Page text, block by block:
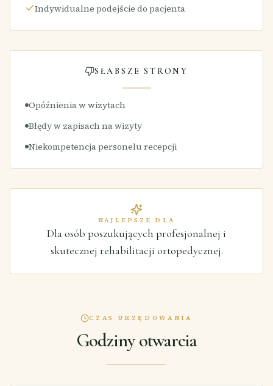
Indywidualne podejście do pacjenta
SŁABSZE STRONY
Opóźnienia w wizytach
Błędy w zapisach na wizyty
Niekompetencja personelu recepcji
NAJLEPSZE DLA
Dla osób poszukujących profesjonalnej i
skutecznej rehabilitacji ortopedycznej.
CZAS URZĘDOWANIA
Godziny otwarcia